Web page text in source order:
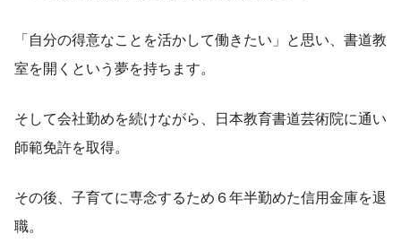
「自分の得意なことを活かして働きたい」と思い、書道教
室を開くという夢を持ちます。
そして会社勤めを続けながら、日本教育書道芸術院に通い
師範免許を取得。
その後、子育てに専念するため６年半勤めた信用金庫を退
職。